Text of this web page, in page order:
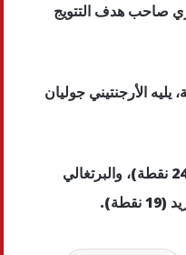
(100 نقطة) والإسباني رودري صاحب هدف التتويج
جونيور لاعب ريال مدريد الإسباني المركز السادس بـ49 نقطة، يليه الأرجنتيني جوليان
وتواجد في المراكز من الثامن للعاشر، النيجيري فيكتور أوسيمين نجم نابولي الإيطالي (24 نقطة)، والبرتغالي